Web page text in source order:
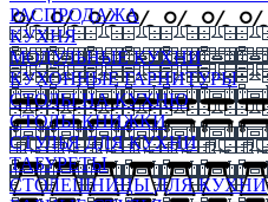
РАСПРОДАЖА
КУХНЯ
МОДУЛЬНЫЕ КУХНИ
КУХОННЫЕ ГАРНИТУРЫ
СТОЛЫ НА КУХНЮ
СТОЛЫ КНИЖКИ
СТУЛЬЯ ДЛЯ КУХНИ
ТАБУРЕТЫ
СТОЛЕШНИЦЫ ДЛЯ КУХНИ